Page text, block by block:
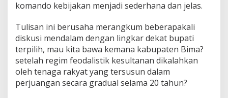
komando kebijakan menjadi sederhana dan jelas.
Tulisan ini berusaha merangkum beberapakali
diskusi mendalam dengan lingkar dekat bupati
terpilih, mau kita bawa kemana kabupaten Bima?
setelah regim feodalistik kesultanan dikalahkan
oleh tenaga rakyat yang tersusun dalam
perjuangan secara gradual selama 20 tahun?